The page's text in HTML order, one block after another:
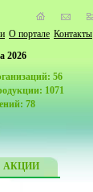
2026
56
1071
78
АКЦИИ
О портале Контакты